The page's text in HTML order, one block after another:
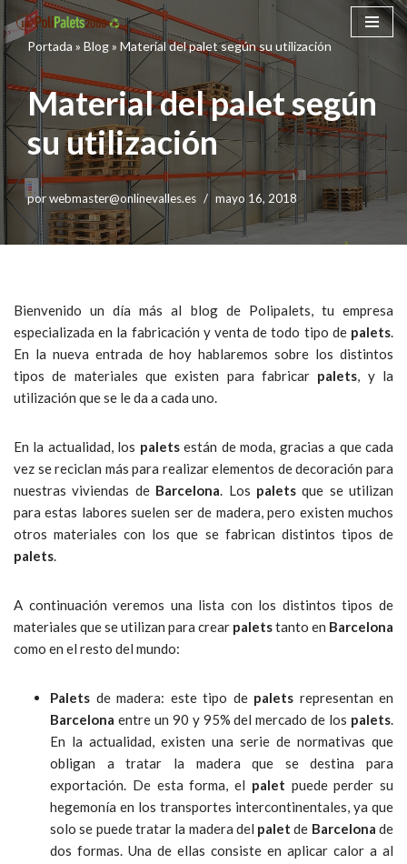
Saltar
al
contenido
Portada » Blog» Material del palet según su utilización
Material del palet según
su utilización
porwebmaster@onlinevalles.es mayo 16, 2018
Bienvenido un día más al blog de Polipalets, tu empresa
especializada en la fabricación y venta de todo tipo de palets.
En la nueva entrada de hoy hablaremos sobre los distintos
tipos de materiales que existen para fabricar palets, y la
utilización que se le da a cada uno.
En la actualidad, los paletsestán de moda, gracias a que cada
vez se reciclan más para realizar elementos de decoración para
nuestras viviendas de Barcelona. Los paletsque se utilizan
para estas labores suelen ser de madera, pero existen muchos
otros materiales con los que se fabrican distintos tipos de
palets.
A continuación veremos una lista con los distintos tipos de
materiales que se utilizan para crear paletstanto en Barcelona
como en el resto del mundo:
Palets de madera: este tipo de palets representan en
Barcelona entre un 90 y 95% del mercado de los palets.
En la actualidad, existen una serie de normativas que
obligan a tratar la madera que se destina para
exportación. De esta forma, el palet puede perder su
hegemonía en los transportes intercontinentales, ya que
solo se puede tratar la madera del palet de Barcelona de
dos formas. Una de ellas consiste en aplicar calor a al